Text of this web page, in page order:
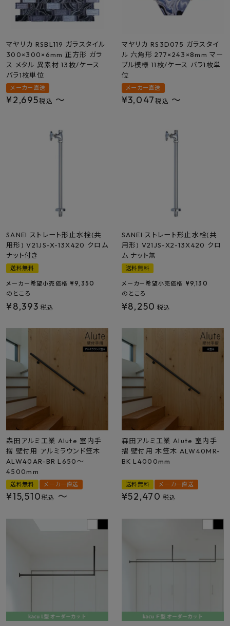
カテゴリーから選ぶ
メーカーから選ぶ
ご利用ガイド
よくあるご質問
マヤリカ RSBL119 ガラスタイル
300×300×6mm 正方形 ガラ
ス メタル 異素材 13枚/ケース
バラ1枚単位
メーカー直送
¥2,695税込 〜
マヤリカ RS3D075 ガラスタイ
ル 六角形 277×243×8mm マー
ブル模様 11枚/ケース バラ1枚単
位
メーカー直送
¥3,047税込 〜
SANEI ストレート形止水栓(共
用形) V21JS-X-13X420 クロム
ナット付き
送料無料
メーカー希望小売価格 ¥9,350
のところ
¥8,393 税込
SANEI ストレート形止水栓(共
用形) V21JS-X2-13X420 クロ
ム ナット無
送料無料
メーカー希望小売価格 ¥9,130
のところ
¥8,250 税込
森田アルミ工業 Alute 室内手
摺 壁付用 アルミラウンド笠木
ALW40AR-BR L650～
4500mm
送料無料 メーカー直送
¥15,510 税込 〜
森田アルミ工業 Alute 室内手
摺 壁付用 木笠木 ALW40MR-
BK L4000mm
送料無料 メーカー直送
¥52,470 税込